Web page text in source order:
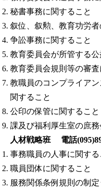
秘書事務に関すること
叙位、叙勲、教育功労
争訟事務に関すること
教育委員会が所管する
教育委員会規則等の審査
教職員のコンプライア
関すること
公印の保管に関すること
課及び福利厚生室の庶
人材戦略班 電話
事務職員の人事に関する
職員団体に関すること
服務関係条例規則の制